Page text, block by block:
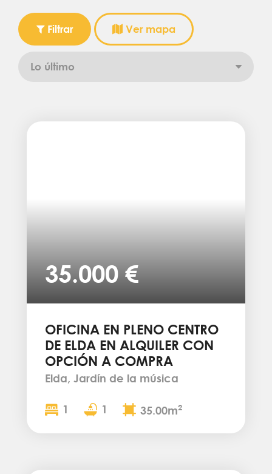
Filtrar Ver mapa
35.000 €
OFICINA EN PLENO CENTRO
DE ELDA EN ALQUILER CON
OPCIÓN A COMPRA
Elda, Jardín de la música
1 1 35.00m2